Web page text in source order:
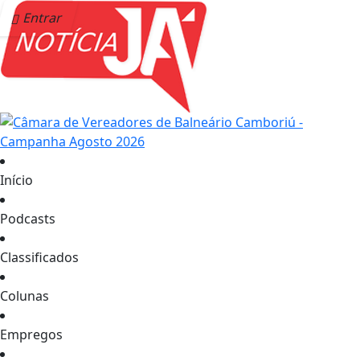
Entrar
Início
Podcasts
Classificados
Colunas
Empregos